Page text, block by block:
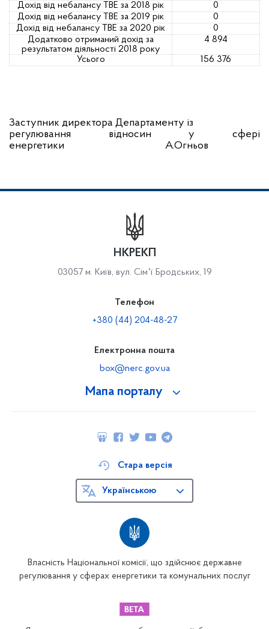
Дохід від небалансу ТВЕ за 2018 рік
0
Дохід від небалансу ТВЕ за 2019 рік
0
Дохід від небалансу ТВЕ за 2020 рік
0
Додатково отриманий дохід за
результатом діяльності 2018 року
4 894
Усього 156 376
Заступник директора Департаменту із
регулювання відносин у сфері
енергетики А.Огньов
Мапа порталу
НКРЕКП
03057 м. Київ, вул. Сімʼї Бродських, 19
Телефон
+380 (44) 204-48-27
Електронна пошта
box@nerc.gov.ua
Власність Національної комісії, що здійснює державне
регулювання у сферах енергетики та комунальних послуг
Стара версія
Українською